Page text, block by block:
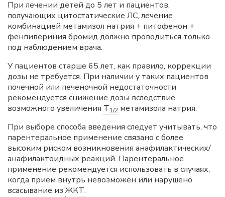
При лечении детей до 5 лет и пациентов,
получающих цитостатические ЛС, лечение
комбинацией метамизол натрия + питофенон +
фенпивериния бромид должно проводиться только
под наблюдением врача.
У пациентов старше 65 лет, как правило, коррекции
дозы не требуется. При наличии у таких пациентов
почечной или печеночной недостаточности
рекомендуется снижение дозы вследствие
возможного увеличения T1/2 метамизола натрия.
При выборе способа введения следует учитывать, что
парентеральное применение связано с более
высоким риском возникновения анафилактических/
анафилактоидных реакций. Парентеральное
применение рекомендуется использовать в случаях,
когда прием внутрь невозможен или нарушено
всасывание из ЖКТ.